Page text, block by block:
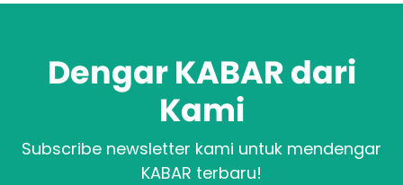
Dengar KABAR dari
Kami
Subscribe newsletter kami untuk mendengar
KABAR terbaru!